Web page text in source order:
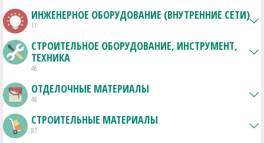
ИНЖЕНЕРНОЕ ОБОРУДОВАНИЕ (ВНУТРЕННИЕ СЕТИ)
11
СТРОИТЕЛЬНОЕ ОБОРУДОВАНИЕ, ИНСТРУМЕНТ,
ТЕХНИКА
46
ОТДЕЛОЧНЫЕ МАТЕРИАЛЫ
48
СТРОИТЕЛЬНЫЕ МАТЕРИАЛЫ
87